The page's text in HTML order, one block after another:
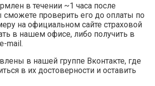
в течении ~1 часа после
сможете проверить его до оплаты по
на официальном сайте страховой
в нашем офисе, либо получить в
mail.
в нашей группе Вконтакте, где
в их достоверности и оставить